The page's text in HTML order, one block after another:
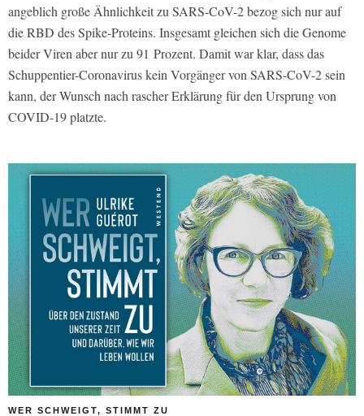
angeblich große Ähnlichkeit zu SARS-CoV-2 bezog sich nur auf
die RBD des Spike-Proteins. Insgesamt gleichen sich die Genome
beider Viren aber nur zu 91 Prozent. Damit war klar, dass das
Schuppentier-Coronavirus kein Vorgänger von SARS-CoV-2 sein
kann, der Wunsch nach rascher Erklärung für den Ursprung von
COVID-19 platzte.
WER SCHWEIGT, STIMMT ZU